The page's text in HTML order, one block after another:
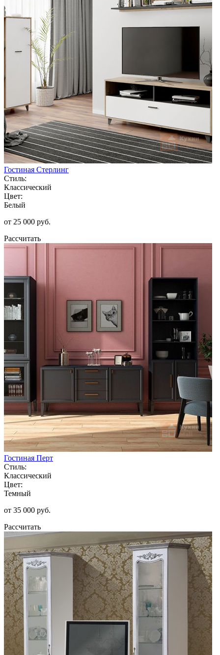
Гостиная Стерлинг
Стиль:
Классический
Цвет:
Белый
от 25 000 руб.
Рассчитать
Гостиная Перт
Стиль:
Классический
Цвет:
Темный
от 35 000 руб.
Рассчитать